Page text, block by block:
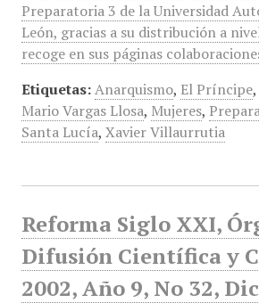
Preparatoria 3 de la Universidad
León, gracias a su distribución a
recoge en sus páginas
Etiquetas: Anarquismo, El Príncipe,
Mario Vargas Llosa, Mujeres,
Santa Lucía, Xavier Villaurrutia
Reforma Siglo XXI,
Difusión Científica y
2002, Año 9, No 32,